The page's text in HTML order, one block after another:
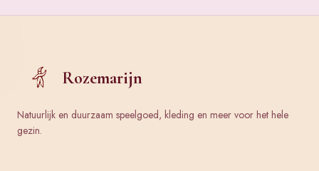
Rozemarijn
Natuurlijk en duurzaam speelgoed, kleding en meer voor het hele
gezin.